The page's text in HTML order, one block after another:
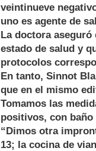
veintinueve
uno es agente de
La doctora
estado de salud y
protocolos
En tanto, Sinnot
que en el mismo
Tomamos las
positivos, con baño
“Dimos otra
13; la cocina de